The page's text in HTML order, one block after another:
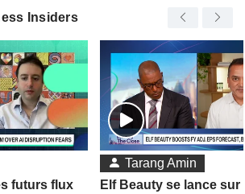
Insiders
futurs flux
Tarang Amin
Elf Beauty se lance sur